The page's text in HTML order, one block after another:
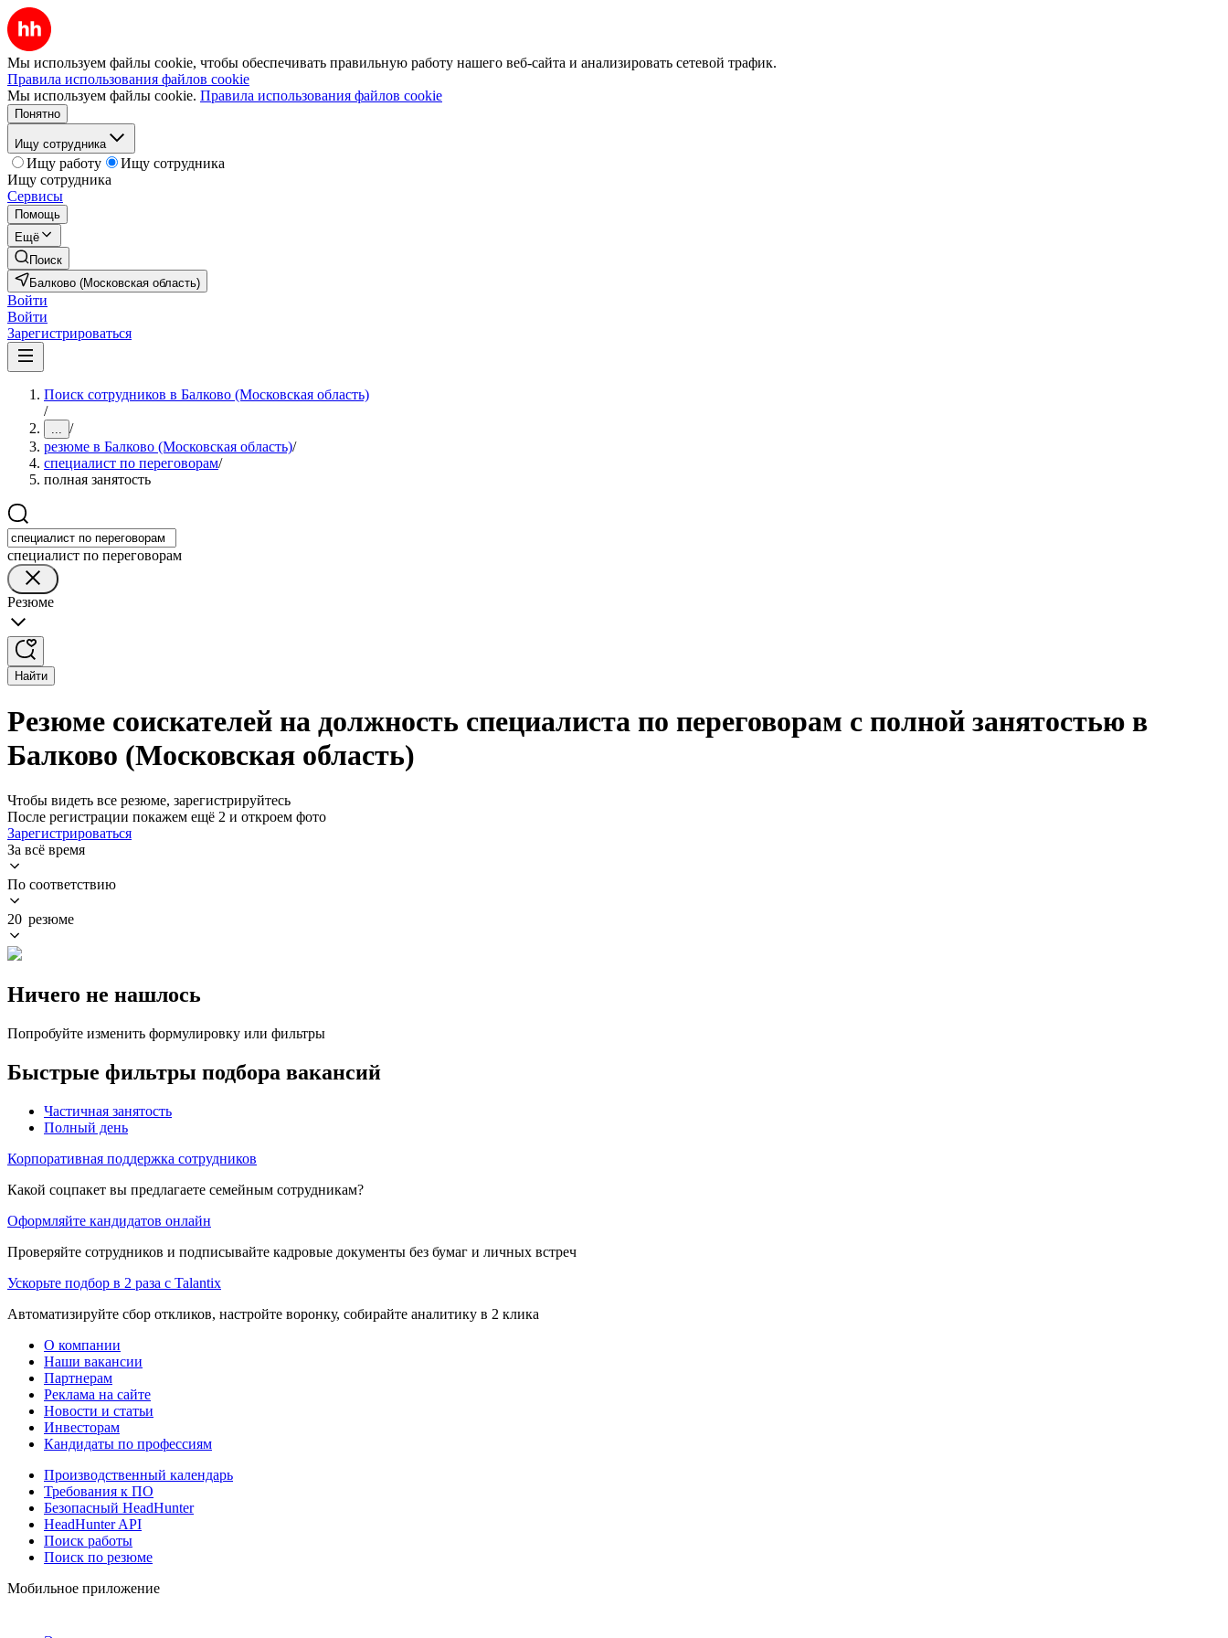
Мы используем файлы cookie, чтобы обеспечивать правильную работу нашего веб-сайта и анализировать сетевой трафик.
Правила использования файлов cookie
Мы используем файлы cookie. Правила использования файлов cookie
Понятно
Ищу сотрудника
Ищу работу
Ищу сотрудника
Ищу сотрудника
Сервисы
Помощь
Ещё
Поиск
Балково (Московская область)
Войти
Войти
Зарегистрироваться
Поиск сотрудников в Балково (Московская область)
/
... /
резюме в Балково (Московская область)/
специалист по переговорам/
полная занятость
специалист по переговорам
Резюме
Найти
Резюме соискателей на должность специалиста по переговорам с полной занятостью в
Балково (Московская область)
Чтобы видеть все резюме, зарегистрируйтесь
После регистрации покажем ещё 2 и откроем фото
Зарегистрироваться
За всё время
По соответствию
20 резюме
Ничего не нашлось
Попробуйте изменить формулировку или фильтры
Быстрые фильтры подбора вакансий
Частичная занятость
Полный день
Корпоративная поддержка сотрудников
Какой соцпакет вы предлагаете семейным сотрудникам?
Оформляйте кандидатов онлайн
Проверяйте сотрудников и подписывайте кадровые документы без бумаг и личных встреч
Ускорьте подбор в 2 раза с Talantix
Автоматизируйте сбор откликов, настройте воронку, собирайте аналитику в 2 клика
О компании
Наши вакансии
Партнерам
Реклама на сайте
Новости и статьи
Инвесторам
Кандидаты по профессиям
Производственный календарь
Требования к ПО
Безопасный HeadHunter
HeadHunter API
Поиск работы
Поиск по резюме
Мобильное приложение